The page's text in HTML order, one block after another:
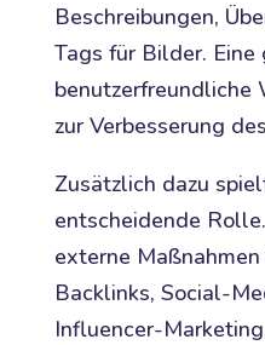
Beschreibungen,
Tags für Bilder.
benutzerfreundliche
zur Verbesserung
Zusätzlich dazu
entscheidende
externe
Backlinks, Social-
Influencer-